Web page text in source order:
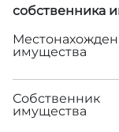
собственника
имущества
Собственник
имущества